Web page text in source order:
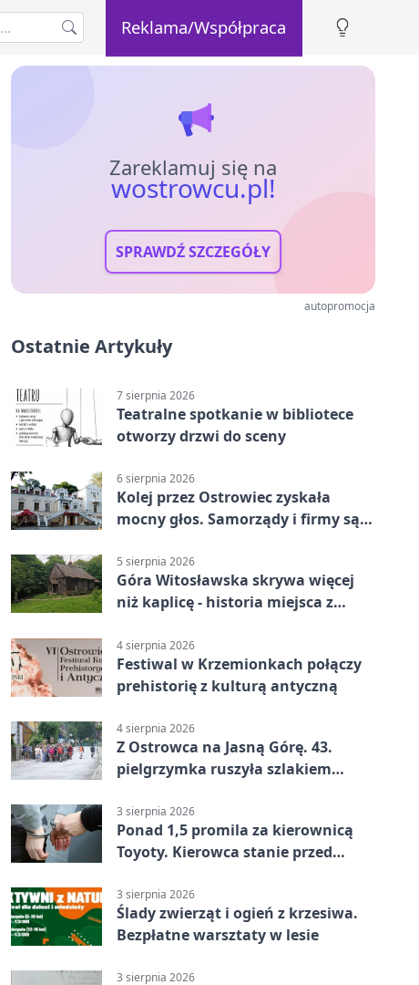
Reklama/Współpraca
Zareklamuj się na
wostrowcu.pl!
SPRAWDŹ SZCZEGÓŁY
autopromocja
Ostatnie Artykuły
7 sierpnia 2026
Teatralne spotkanie w bibliotece
otworzy drzwi do sceny
6 sierpnia 2026
Kolej przez Ostrowiec zyskała
mocny głos. Samorządy i firmy są
5 sierpnia 2026
Góra Witosławska skrywa więcej
niż kaplicę - historia miejsca z
4 sierpnia 2026
Festiwal w Krzemionkach połączy
prehistorię z kulturą antyczną
4 sierpnia 2026
Z Ostrowca na Jasną Górę. 43.
pielgrzymka ruszyła szlakiem
3 sierpnia 2026
Ponad 1,5 promila za kierownicą
Toyoty. Kierowca stanie przed
3 sierpnia 2026
Ślady zwierząt i ogień z krzesiwa.
Bezpłatne warsztaty w lesie
3 sierpnia 2026